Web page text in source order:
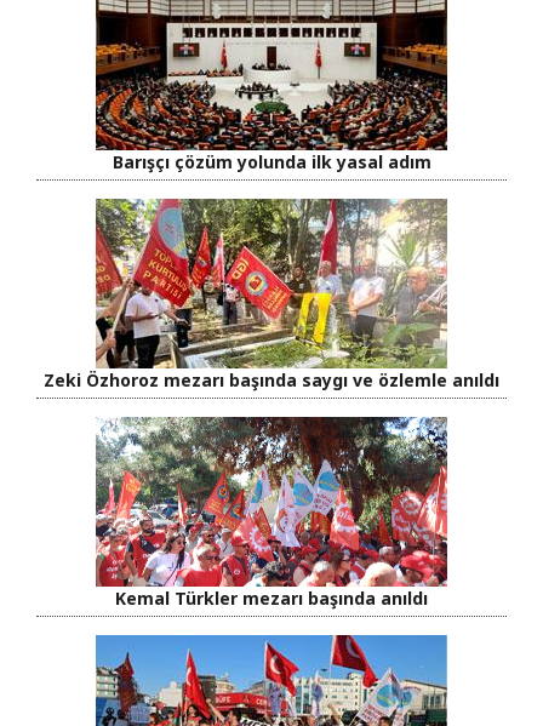
Barışçı çözüm yolunda ilk yasal adım
Zeki Özhoroz mezarı başında saygı ve özlemle anıldı
Kemal Türkler mezarı başında anıldı